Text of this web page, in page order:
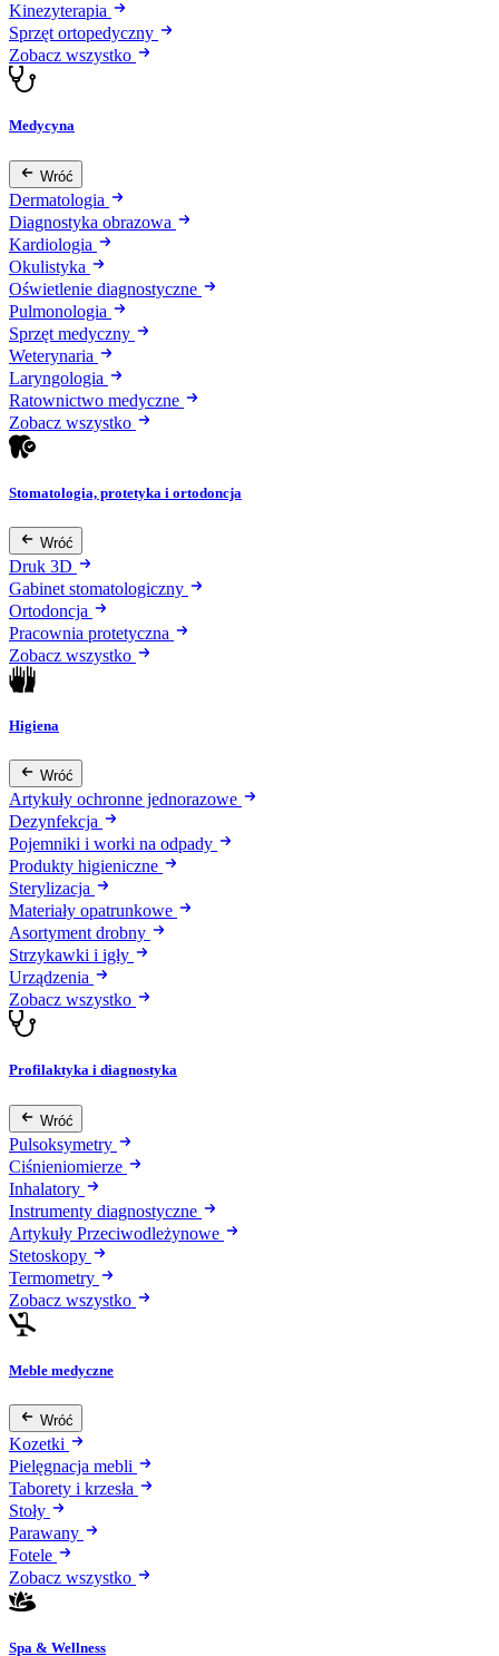
Kinezyterapia
Sprzęt ortopedyczny
Zobacz wszystko
Medycyna
Wróć
Dermatologia
Diagnostyka obrazowa
Kardiologia
Okulistyka
Oświetlenie diagnostyczne
Pulmonologia
Sprzęt medyczny
Weterynaria
Laryngologia
Ratownictwo medyczne
Zobacz wszystko
Stomatologia, protetyka i ortodoncja
Wróć
Druk 3D
Gabinet stomatologiczny
Ortodoncja
Pracownia protetyczna
Zobacz wszystko
Higiena
Wróć
Artykuły ochronne jednorazowe
Dezynfekcja
Pojemniki i worki na odpady
Produkty higieniczne
Sterylizacja
Materiały opatrunkowe
Asortyment drobny
Strzykawki i igły
Urządzenia
Zobacz wszystko
Profilaktyka i diagnostyka
Wróć
Pulsoksymetry
Ciśnieniomierze
Inhalatory
Instrumenty diagnostyczne
Artykuły Przeciwodleżynowe
Stetoskopy
Termometry
Zobacz wszystko
Meble medyczne
Wróć
Kozetki
Pielęgnacja mebli
Taborety i krzesła
Stoły
Parawany
Fotele
Zobacz wszystko
Spa & Wellness